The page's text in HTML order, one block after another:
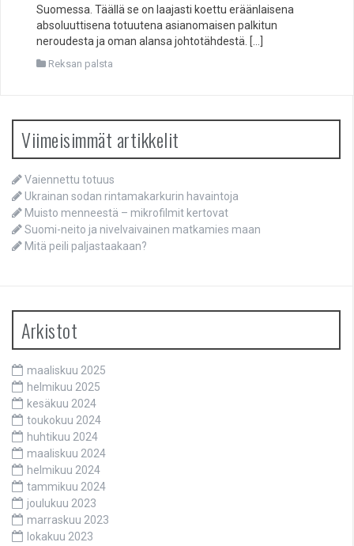
Suomessa. Täällä se on laajasti koettu eräänlaisena
absoluuttisena totuutena asianomaisen palkitun
neroudesta ja oman alansa johtotähdestä. […]
Reksan palsta
Viimeisimmät artikkelit
Vaiennettu totuus
Ukrainan sodan rintamakarkurin havaintoja
Muisto menneestä – mikrofilmit kertovat
Suomi-neito ja nivelvaivainen matkamies maan
Mitä peili paljastaakaan?
Arkistot
maaliskuu 2025
helmikuu 2025
kesäkuu 2024
toukokuu 2024
huhtikuu 2024
maaliskuu 2024
helmikuu 2024
tammikuu 2024
joulukuu 2023
marraskuu 2023
lokakuu 2023